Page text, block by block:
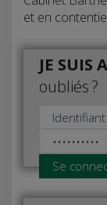
et en
JE SUIS
oubliés ?
Se